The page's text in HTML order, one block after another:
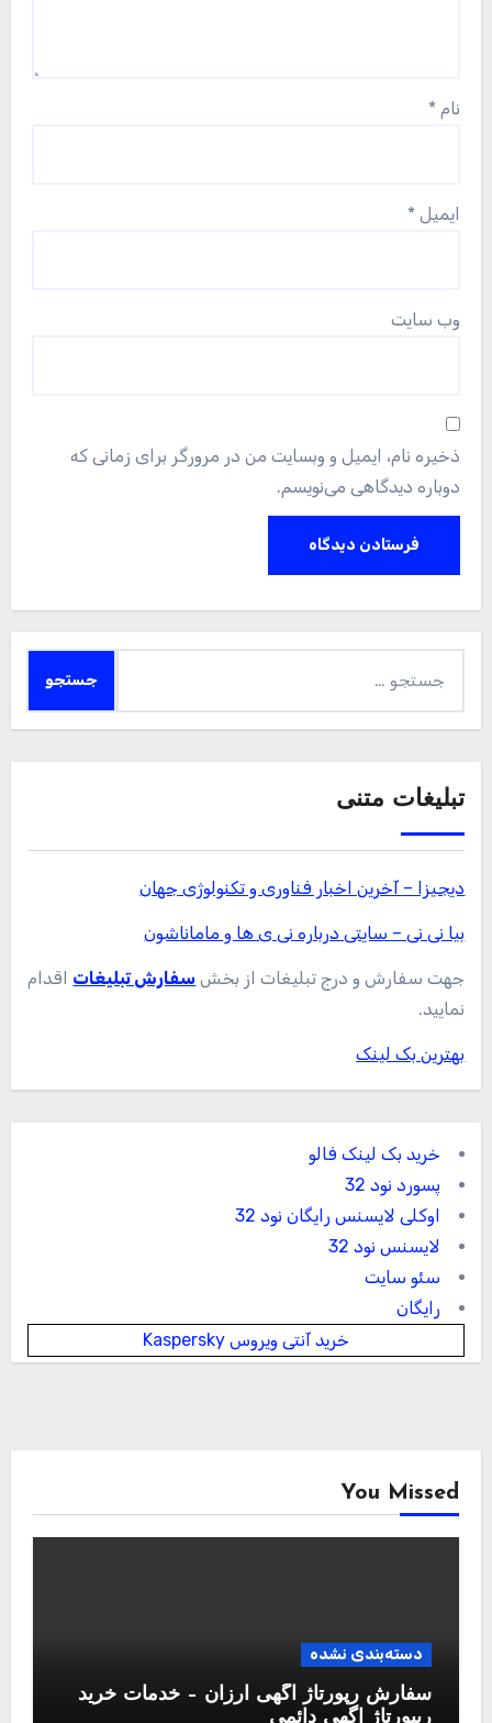
نام *
ایمیل *
وب‌ سایت
ذخیره نام، ایمیل و وبسایت من در مرورگر برای زمانی که
دوباره دیدگاهی می‌نویسم.
برای:
تبلیغات متنی
دیجیزا – آخرین اخبار فناوری و تکنولوژی جهان
بیا نی نی – سایتی درباره نی ی ها و ماماناشون
جهت سفارش و درج تبلیغات از بخش سفارش تبلیغات اقدام
نمایید.
بهترین بک لینک
خرید بک لینک فالو
پسورد نود 32
اوکلی لایسنس رایگان نود 32
لایسنس نود 32
سئو سایت
رایگان
خرید آنتی ویروس Kaspersky
You Missed
دسته‌بندی نشده
سفارش رپورتاژ آگهی ارزان – خدمات خرید
ریپورتاژ اگهی دائمی